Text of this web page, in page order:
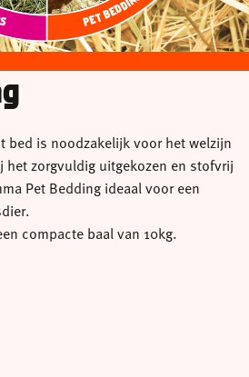
bed is noodzakelijk voor het welzijn
het zorgvuldig uitgekozen en stofvrij
Pet Bedding ideaal voor een
compacte baal van 10kg.